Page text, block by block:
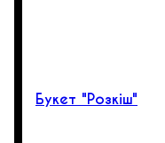
Букет "Розкіш"